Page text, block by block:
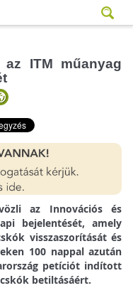
ITM műanyag
az Innovációs és
bejelentését, amely
visszaszorítását és
100 nappal azután
petíciót indított
betiltásáért.